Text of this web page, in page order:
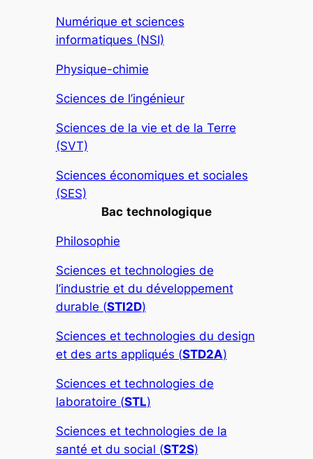
Numérique et sciences
informatiques (NSI)
Physique-chimie
Sciences de l’ingénieur
Sciences de la vie et de la Terre
(SVT)
Sciences économiques et sociales
(SES)
Bac technologique
Philosophie
Sciences et technologies de
l’industrie et du développement
durable (STI2D)
Sciences et technologies du design
et des arts appliqués (STD2A)
Sciences et technologies de
laboratoire (STL)
Sciences et technologies de la
santé et du social (ST2S)